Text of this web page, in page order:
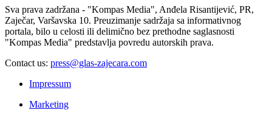
Sva prava zadržana - "Kompas Media", Anđela Risantijević, PR,
Zaječar, Varšavska 10. Preuzimanje sadržaja sa informativnog
portala, bilo u celosti ili delimično bez prethodne saglasnosti
"Kompas Media" predstavlja povredu autorskih prava.
Contact us: press@glas-zajecara.com
Impressum
Marketing